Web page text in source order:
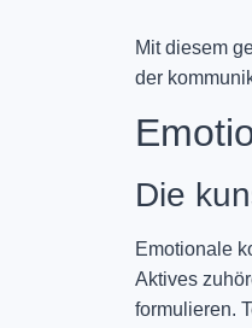
Mit diesem
der
Die
Emotionale
Aktives
formulieren.